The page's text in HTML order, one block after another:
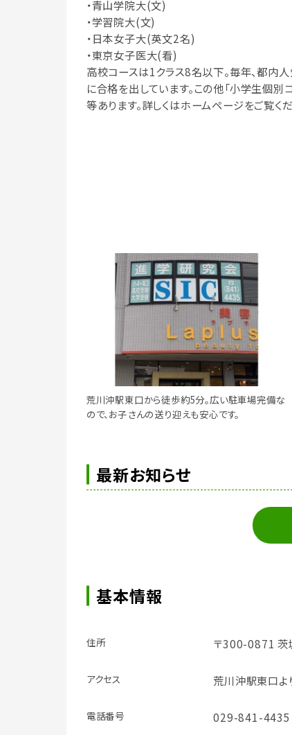
・青山学院大(文)
・学習院大(文)
・日本女子大(英文2名)
・東京女子医大(看)
高校コースは1クラス8名以下。毎年、都内
に合格を出しています。この他「小学生個別
等あります。詳しくはホームページをご覧くだ
荒川沖駅東口から徒歩約5分。広い駐車場完備な
ので、お子さんの送り迎えも安心です。
最新お知らせ
基本情報
住所 〒300-0871 茨
アクセス 荒川沖駅東口
電話番号 029-841-4435